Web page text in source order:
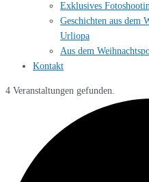
Exklusives
Geschichten aus dem
Urliopa
Aus dem
Kontakt
4 Veranstaltungen gefunden.